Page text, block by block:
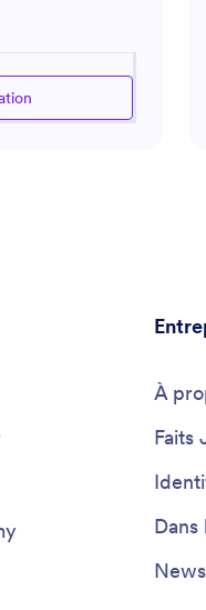
aider à
meilleurs talents
Que vous
À
Faits
Dans